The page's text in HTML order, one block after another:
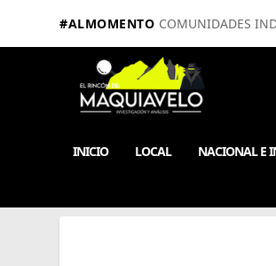
#ALMOMENTO COMUNIDADES
INICIO LOCAL NACIONAL E